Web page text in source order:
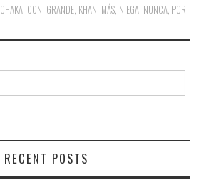
CHAKA, CON, GRANDE, KHAN, MÁS, NIEGA, NUNCA, POR,
RECENT POSTS